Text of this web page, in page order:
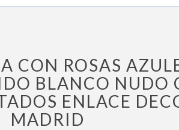
CON ROSAS
BLANCO NUDO
ENLACE
MADRID